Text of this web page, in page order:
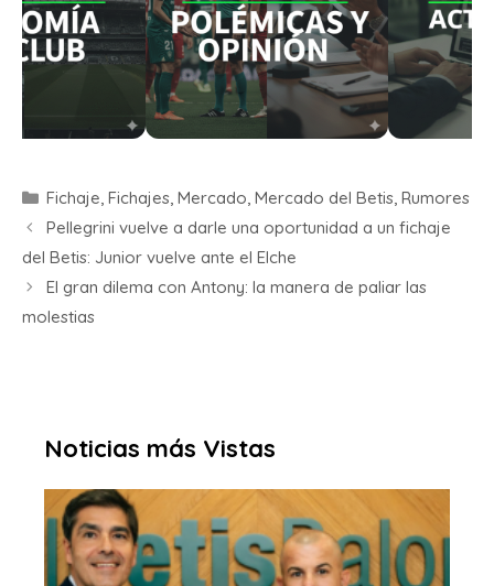
Fichaje, Fichajes, Mercado, Mercado del Betis, Rumores
Pellegrini vuelve a darle una oportunidad a un fichaje
del Betis: Junior vuelve ante el Elche
El gran dilema con Antony: la manera de paliar las
molestias
Noticias más Vistas